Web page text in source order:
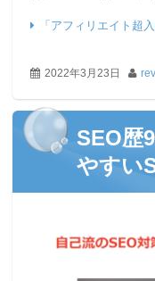
「アフィリエイト超
2022年3月23日
SEO歴
やすい